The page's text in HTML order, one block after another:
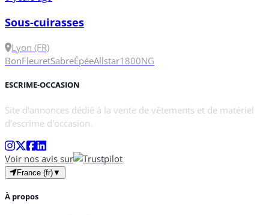
Sous-cuirasses
Lyon (FR)
BonFleuretSabreÉpéeAllstar1 800NG
ESCRIME-OCCASION
Site d'annonces dédié à la vente de vêtements et de matériel
d'escrime d'occasion.
Voir nos avis sur
France (fr)▼
À propos